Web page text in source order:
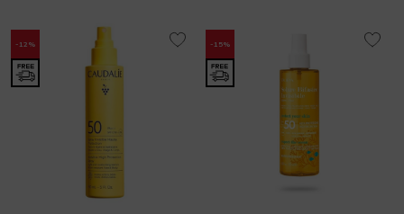
-12% -15%